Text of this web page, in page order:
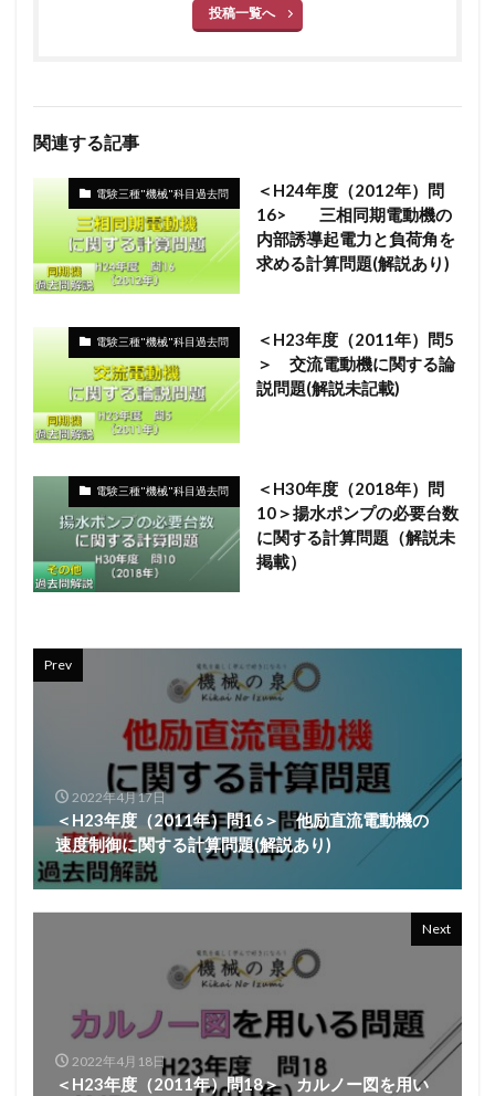
投稿一覧へ
関連する記事
電験三種"機械"科目過去問
＜H24年度（2012年）問
16> 三相同期電動機の
内部誘導起電力と負荷角を
求める計算問題(解説あり)
電験三種"機械"科目過去問
＜H23年度（2011年）問5
＞ 交流電動機に関する論
説問題(解説未記載)
電験三種"機械"科目過去問
＜H30年度（2018年）問
10＞揚水ポンプの必要台数
に関する計算問題（解説未
掲載）
Prev
2022年4月17日
＜H23年度（2011年）問16＞ 他励直流電動機の
速度制御に関する計算問題(解説あり)
Next
2022年4月18日
＜H23年度（2011年）問18＞ カルノー図を用い